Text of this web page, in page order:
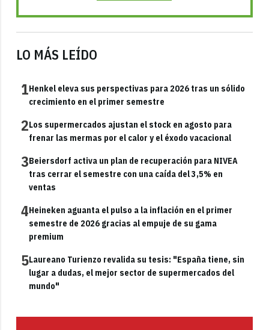
LO MÁS LEÍDO
1Henkel eleva sus perspectivas para 2026 tras un sólido
crecimiento en el primer semestre
2Los supermercados ajustan el stock en agosto para
frenar las mermas por el calor y el éxodo vacacional
3Beiersdorf activa un plan de recuperación para NIVEA
tras cerrar el semestre con una caída del 3,5% en
ventas
4Heineken aguanta el pulso a la inflación en el primer
semestre de 2026 gracias al empuje de su gama
premium
5Laureano Turienzo revalida su tesis: "España tiene, sin
lugar a dudas, el mejor sector de supermercados del
mundo"